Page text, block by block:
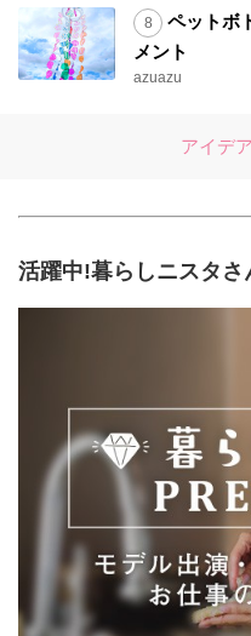
ペットボ
メント
azuazu
アイデ
活躍中!暮らしニスタさ